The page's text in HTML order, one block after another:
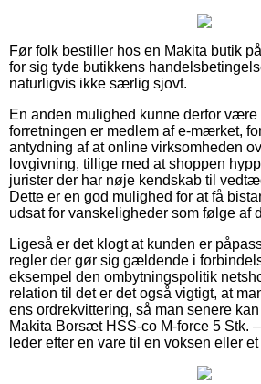
Før folk bestiller hos en Makita butik
for sig tyde butikkens
naturligvis ikke særlig sjovt.
En anden mulighed kunne derfor
forretningen er medlem af e-mærket,
antydning af at online virksomheden
lovgivning, tillige med at shoppen
jurister der har nøje kendskab til
Dette er en god mulighed for at få
udsat for vanskeligheder som følge af
Ligeså er det klogt at kunden er
regler der gør sig gældende i
eksempel den ombytningspolitik
relation til det er det også vigtigt, at
ens ordrekvittering, så man senere
Makita Borsæt HSS-co M-force 5 Stk.
leder efter en vare til en voksen eller et